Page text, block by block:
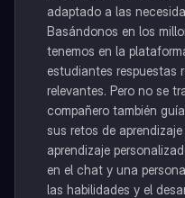
adaptado a las
Basándonos en los
tenemos en la
estudiantes respuestas
relevantes. Pero no se
compañero también
sus retos de
aprendizaje
en el chat y una
las habilidades y el